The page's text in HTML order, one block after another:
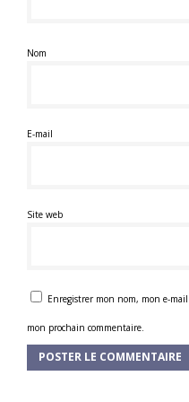
Nom
E-mail
Site web
Enregistrer mon nom, mon e-
mon prochain commentaire.